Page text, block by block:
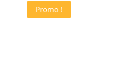
Promo !